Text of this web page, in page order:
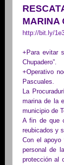
MARINA
http://bit.ly/
+Para evitar
Chupadero”.
+Operativo
Pascuales.
La
marina de la
municipio de
A fin de que
reubicados y
Con el apoyo
personal de
protección al